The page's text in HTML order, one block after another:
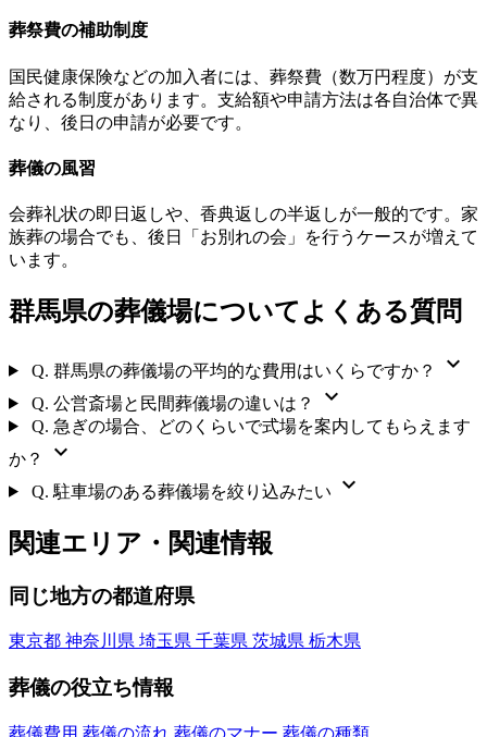
葬祭費の補助制度
国民健康保険などの加入者には、葬祭費（数万円程度）が支
給される制度があります。支給額や申請方法は各自治体で異
なり、後日の申請が必要です。
葬儀の風習
会葬礼状の即日返しや、香典返しの半返しが一般的です。家
族葬の場合でも、後日「お別れの会」を行うケースが増えて
います。
群馬県の葬儀場についてよくある質問
Q. 群馬県の葬儀場の平均的な費用はいくらですか？ expand_more
Q. 公営斎場と民間葬儀場の違いは？ expand_more
Q. 急ぎの場合、どのくらいで式場を案内してもらえます
か？
expand_more
Q. 駐車場のある葬儀場を絞り込みたい expand_more
関連エリア・関連情報
同じ地方の都道府県
東京都 神奈川県 埼玉県 千葉県 茨城県 栃木県
葬儀の役立ち情報
葬儀費用 葬儀の流れ 葬儀のマナー 葬儀の種類